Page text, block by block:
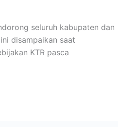
seluruh kabupaten dan
disampaikan saat
KTR pasca